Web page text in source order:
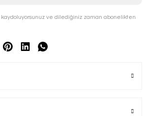
kaydoluyorsunuz ve dilediğiniz zaman abonelikten